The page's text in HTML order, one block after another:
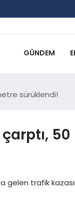
GÜNDEM
sürüklendi!
trafik